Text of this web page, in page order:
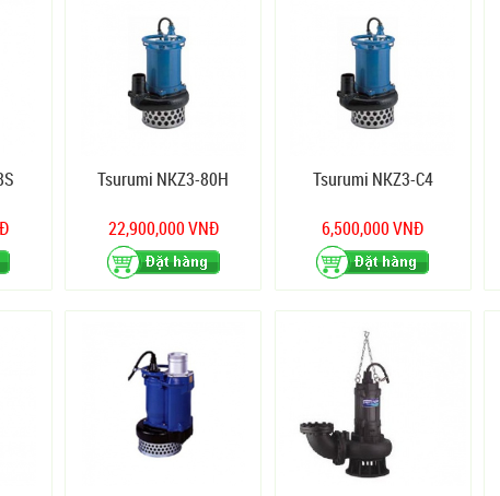
Tsurumi NKZ3-80H
22,900,000 VNĐ
Tsurumi NKZ3-C4
6,500,000 VNĐ